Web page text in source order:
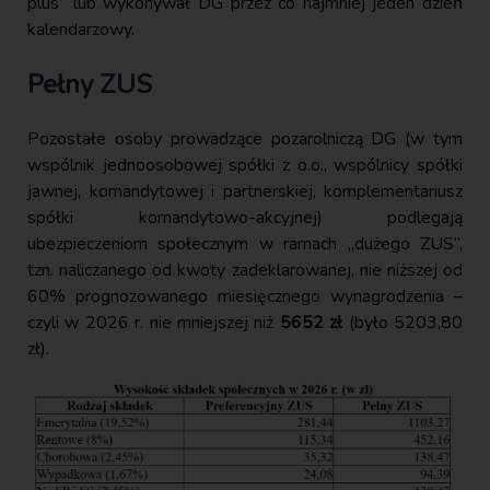
kalendarzowy.
Pełny ZUS
Pozostałe osoby prowadzące pozarolniczą DG (w tym
wspólnik jednoosobowej spółki z o.o., wspólnicy spółki
jawnej, komandytowej i partnerskiej, komplementariusz
spółki komandytowo-akcyjnej) podlegają
ubezpieczeniom społecznym w ramach „dużego ZUS”,
tzn. naliczanego od kwoty zadeklarowanej, nie niższej od
60% prognozowanego miesięcznego wynagrodzenia –
czyli w 2026 r. nie mniejszej niż 5652 zł (było 5203,80
zł).